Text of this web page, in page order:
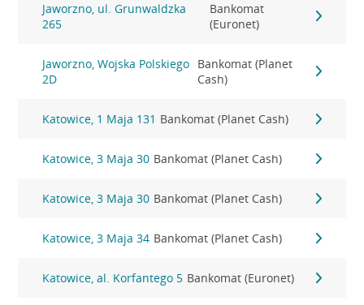
Jaworzno, ul. Grunwaldzka
265
Bankomat
(Euronet)
Jaworzno, Wojska Polskiego
2D
Bankomat (Planet
Cash)
Katowice, 1 Maja 131 Bankomat (Planet Cash)
Katowice, 3 Maja 30 Bankomat (Planet Cash)
Katowice, 3 Maja 30 Bankomat (Planet Cash)
Katowice, 3 Maja 34 Bankomat (Planet Cash)
Katowice, al. Korfantego 5 Bankomat (Euronet)